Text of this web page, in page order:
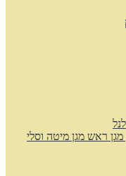
ראש מגן מיטה וסלי